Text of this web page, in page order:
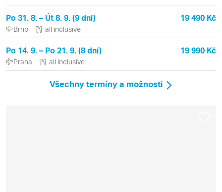
Po 31. 8. – Út 8. 9. (9 dní) 19 490 Kč
Brno all inclusive
Po 14. 9. – Po 21. 9. (8 dní) 19 990 Kč
Praha all inclusive
Všechny termíny a možnosti